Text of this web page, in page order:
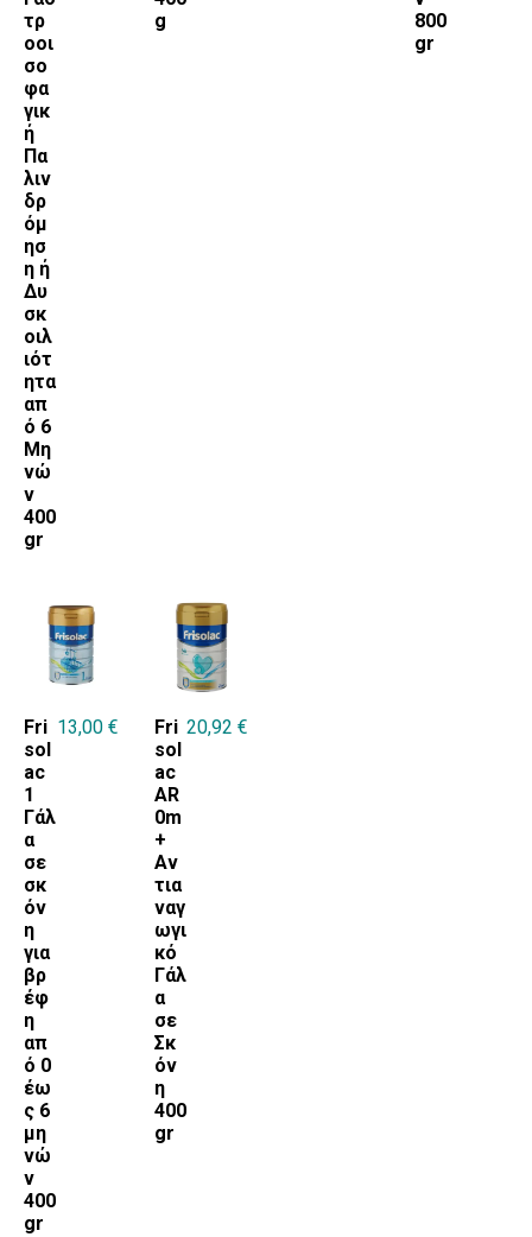
τρ
οοι
σο
φα
γικ
ή
Πα
λιν
δρ
όμ
ησ
η ή
Δυ
σκ
οιλ
ιότ
ητα
απ
ό 6
Μη
νώ
ν
400
gr
g
800
gr
Fri
sol
ac
1
Γάλ
α
σε
σκ
όν
η
για
βρ
έφ
η
απ
ό 0
έω
ς 6
μη
νώ
ν
400
gr
13,00 €
Fri
sol
ac
AR
0m
+
Αν
τια
ναγ
ωγι
κό
Γάλ
α
σε
Σκ
όν
η
400
gr
20,92 €